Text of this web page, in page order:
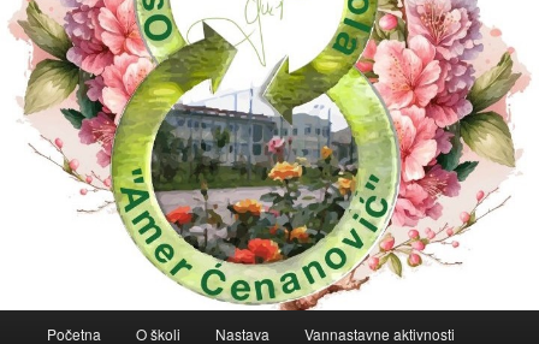
Početna O školi Nastava Vannastavne aktivnosti